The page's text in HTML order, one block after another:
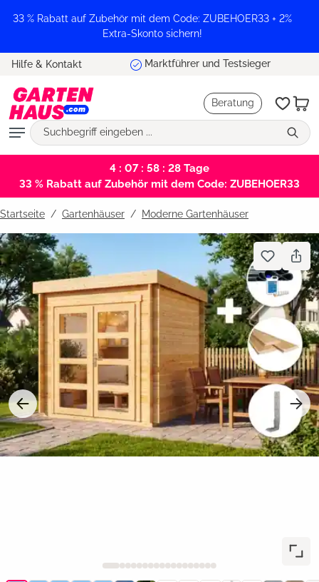
springen
33 % Rabatt auf Zubehör mit dem Code: ZUBEHOER33 + 2%
Extra-Skonto sichern!
Hilfe & Kontakt Marktführer und Testsieger
Beratung
4 : 07 : 58 : 28 Tage
33 % Rabatt auf Zubehör mit dem Code: ZUBEHOER33
Startseite Gartenhäuser / Moderne Gartenhäuser
Bildergalerie überspringen